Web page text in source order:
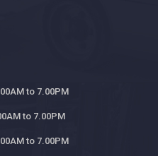
to 7.00PM
to 7.00PM
to 7.00PM